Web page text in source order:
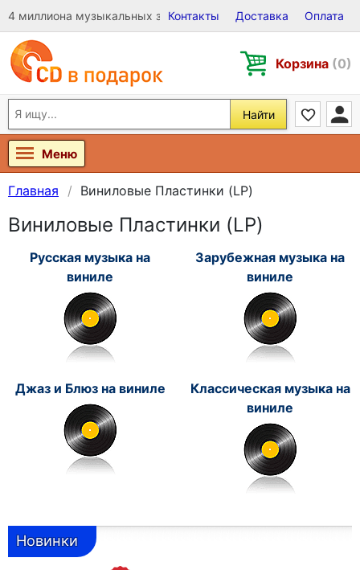
4 миллиона музыкальных записей на Виниле, CD и DVD
Контакты Доставка Оплата
Корзина (0)
Найти
Меню
Главная Виниловые Пластинки (LP)
Виниловые Пластинки (LP)
Русская музыка на
виниле
Зарубежная музыка на
виниле
Джаз и Блюз на виниле
Классическая музыка на
виниле
Новинки